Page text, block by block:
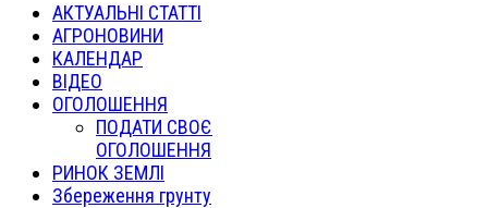
АКТУАЛЬНІ СТАТТІ
АГРОНОВИНИ
КАЛЕНДАР
ВІДЕО
ОГОЛОШЕННЯ
ПОДАТИ СВОЄ
ОГОЛОШЕННЯ
РИНОК ЗЕМЛІ
Збереження грунту